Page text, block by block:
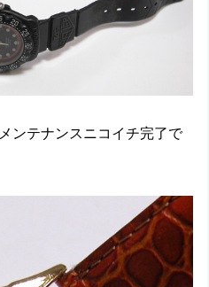
ンテナンスニコイチ完了で